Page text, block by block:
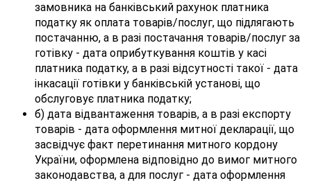
замовника на банківський рахунок платника
податку як оплата товарів/послуг, що підлягають
постачанню, а в разі постачання товарів/послуг за
готівку - дата оприбуткування коштів у касі
платника податку, а в разі відсутності такої - дата
інкасації готівки у банківській установі, що
обслуговує платника податку;
б) дата відвантаження товарів, а в разі експорту
товарів - дата оформлення митної декларації, що
засвідчує факт перетинання митного кордону
України, оформлена відповідно до вимог митного
законодавства, а для послуг - дата оформлення